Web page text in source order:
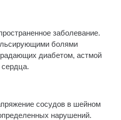
заболевание.
болями
диабетом, астмой
сосудов в шейном
нарушений.